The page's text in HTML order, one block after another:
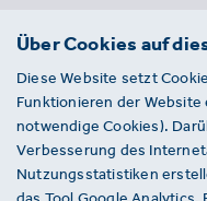
BDE
Entsorgungs-, Wasser-
Kreislaufwirtschaft e. V.
Von-der-Heydt-Straße 2
D 10785 Berlin
Über Cookies auf
Diese Website setzt
Funktionieren der
notwendige Cookies).
Verbesserung des
Nutzungsstatistiken